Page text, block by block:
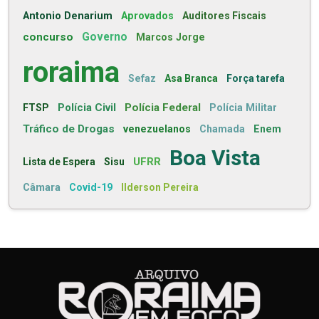
Antonio Denarium Aprovados Auditores Fiscais
concurso Governo Marcos Jorge
roraima Sefaz Asa Branca Força tarefa
FTSP Polícia Civil Polícia Federal Polícia Militar
Tráfico de Drogas venezuelanos Chamada Enem
Lista de Espera Sisu UFRR Boa Vista
Câmara Covid-19 Ilderson Pereira